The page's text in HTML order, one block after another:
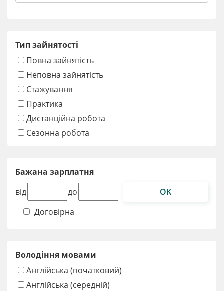
Тип зайнятості
Повна зайнятість
Неповна зайнятість
Стажування
Практика
Дистанційна робота
Сезонна робота
Бажана зарплатня
від
до
OK
Договірна
Володіння мовами
Англійська (початковий)
Англійська (середній)